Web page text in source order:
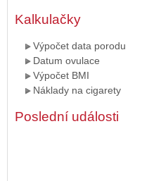
Kalkulačky
Výpočet data porodu
Datum ovulace
Výpočet BMI
Náklady na cigarety
Poslední události